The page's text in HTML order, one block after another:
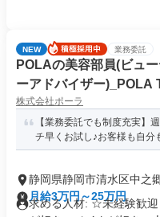
NEW 業務委託
POLAの美容部員(ビュ
ーアドバイザー)_POLA
株式会社ポーラ
【業務委託でも制度充実】
チ早くお試し♪お客様も自分
静岡県静岡市清水区中之
月給3万円～25万円
求める人材: ☆未経験歓